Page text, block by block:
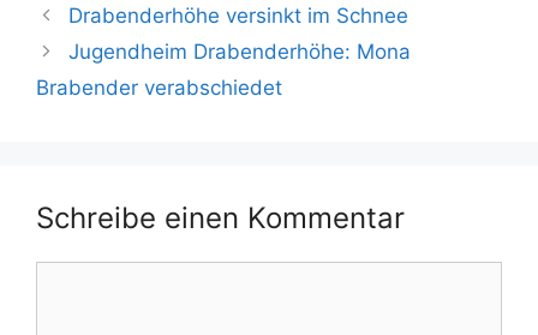
Drabenderhöhe versinkt im Schnee
Jugendheim Drabenderhöhe: Mona
Brabender verabschiedet
Schreibe einen Kommentar